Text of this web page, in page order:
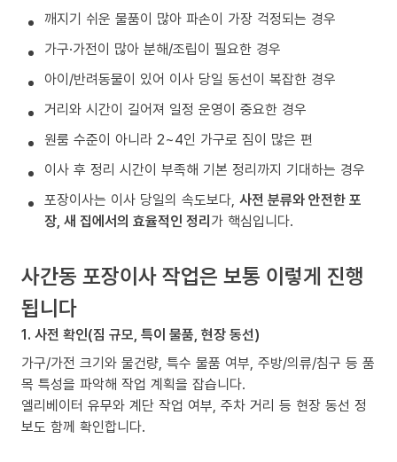
깨지기 쉬운 물품이 많아 파손이 가장 걱정되는 경우
가구·가전이 많아 분해/조립이 필요한 경우
아이/반려동물이 있어 이사 당일 동선이 복잡한 경우
거리와 시간이 길어져 일정 운영이 중요한 경우
원룸 수준이 아니라 2~4인 가구로 짐이 많은 편
이사 후 정리 시간이 부족해 기본 정리까지 기대하는 경우
포장이사는 이사 당일의 속도보다, 사전 분류와 안전한 포
장, 새 집에서의 효율적인 정리가 핵심입니다.
사간동 포장이사 작업은 보통 이렇게 진행
됩니다
1. 사전 확인(짐 규모, 특이 물품, 현장 동선)
가구/가전 크기와 물건량, 특수 물품 여부, 주방/의류/침구 등 품
목 특성을 파악해 작업 계획을 잡습니다.
엘리베이터 유무와 계단 작업 여부, 주차 거리 등 현장 동선 정
보도 함께 확인합니다.